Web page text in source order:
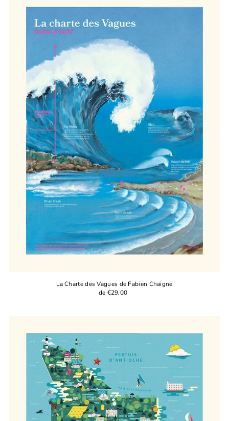
La Charte des Vagues de Fabien Chaigne
de €29,00